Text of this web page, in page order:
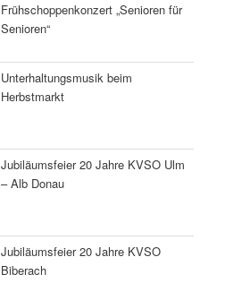
Frühschoppenkonzert „Senioren für
Senioren“
Unterhaltungsmusik beim
Herbstmarkt
Jubiläumsfeier 20 Jahre KVSO Ulm
– Alb Donau
Jubiläumsfeier 20 Jahre KVSO
Biberach